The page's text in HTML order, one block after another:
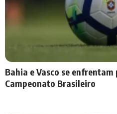
Bahia e Vasco se
Campeonato Brasileiro